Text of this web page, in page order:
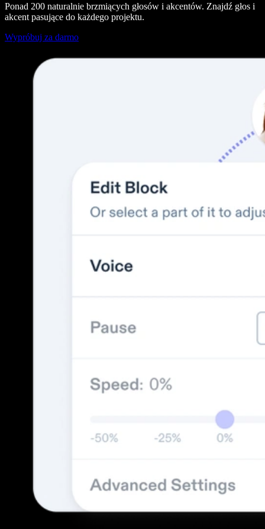
Ponad 200 naturalnie brzmiących głosów i akcentów. Znajdź głos i
akcent pasujące do każdego projektu.
Wypróbuj za darmo